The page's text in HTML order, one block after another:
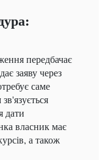
передбачає
заяву через
саме
дати
власник має
а також